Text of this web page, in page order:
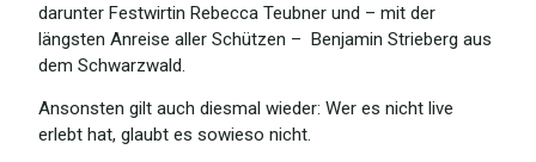
darunter Festwirtin Rebecca Teubner und – mit der
längsten Anreise aller Schützen – Benjamin Strieberg aus
dem Schwarzwald.
Ansonsten gilt auch diesmal wieder: Wer es nicht live
erlebt hat, glaubt es sowieso nicht.